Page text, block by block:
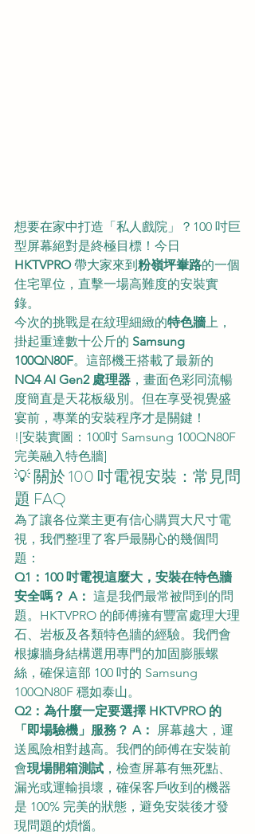
想要在家中打造「私人戲院」？100 吋巨
型屏幕絕對是終極目標！今日
HKTVPRO 帶大家來到粉嶺坪輋路的一個
住宅單位，直擊一場高難度的安裝實
錄。
今次的挑戰是在紋理細緻的特色牆上，
掛起重達數十公斤的 Samsung
100QN80F。這部機王搭載了最新的
NQ4 AI Gen2 處理器 ，畫面色彩同流暢
度簡直是天花板級別。但在享受視覺盛
宴前，專業的安裝程序才是關鍵！
![安裝實圖：100吋 Samsung 100QN80F
完美融入特色牆]
💡 關於 100 吋電視安裝：常見問
題 FAQ
為了讓各位業主更有信心購買大尺寸電
視，我們整理了客戶最關心的幾個問
題：
Q1：100 吋電視這麼大，安裝在特色牆
安全嗎？ A： 這是我們最常被問到的問
題。HKTVPRO 的師傅擁有豐富處理大理
石、岩板及各類特色牆的經驗。我們會
根據牆身結構選用專門的加固膨脹螺
絲，確保這部 100 吋的 Samsung
100QN80F 穩如泰山。
Q2：為什麼一定要選擇 HKTVPRO 的
「即場驗機」服務？ A：
屏幕越大，運
送風險相對越高。我們的師傅在安裝前
會現場開箱測試 ，檢查屏幕有無死點、
漏光或運輸損壞，確保客戶收到的機器
是 100% 完美的狀態，避免安裝後才發
現問題的煩惱。